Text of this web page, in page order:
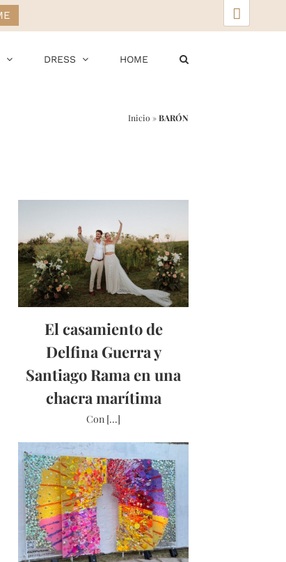
DRESS HOME
Inicio »BARÓN
El casamiento de
Delfina Guerra y
Santiago Rama en una
chacra marítima
Con [...]